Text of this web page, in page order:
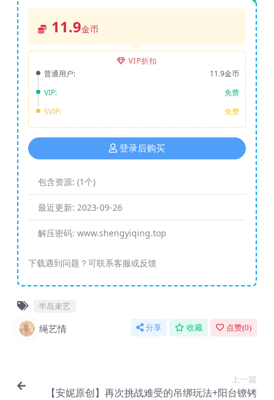
11.9金币
VIP折扣
普通用户:
11.9金币
VIP:
免费
SVIP:
免费
登录后购买
包含资源: (1个)
最近更新: 2023-09-26
解压密码: www.shengyiqing.top
下载遇到问题？可联系客服或反馈
半岛束艺
绳艺情 分享 收藏 点赞(0)
上一篇
【安妮原创】再次挑战难受的吊绑玩法+阳台镣铐